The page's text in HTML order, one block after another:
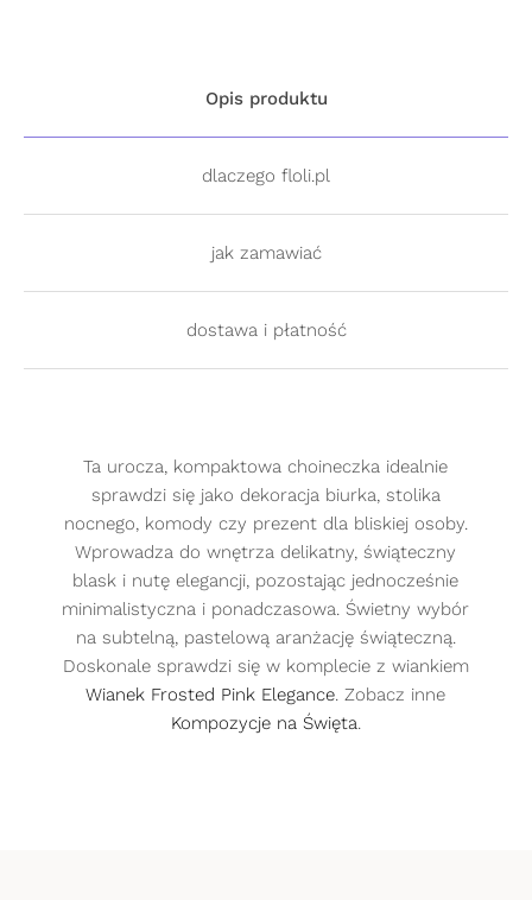
Opis produktu
dlaczego floli.pl
jak zamawiać
dostawa i płatność
Ta urocza, kompaktowa choineczka idealnie
sprawdzi się jako dekoracja biurka, stolika
nocnego, komody czy prezent dla bliskiej osoby.
Wprowadza do wnętrza delikatny, świąteczny
blask i nutę elegancji, pozostając jednocześnie
minimalistyczna i ponadczasowa. Świetny wybór
na subtelną, pastelową aranżację świąteczną.
Doskonale sprawdzi się w komplecie z wiankiem
Wianek Frosted Pink Elegance. Zobacz inne
Kompozycje na Święta.
2.
Płatność z PayU
Po wybraniu tej formy płatności, zostaniesz
przeniesiony na stronę internetową
operatora (PayU), a następnie na stronę
Twojego banku, do okienka logowania.